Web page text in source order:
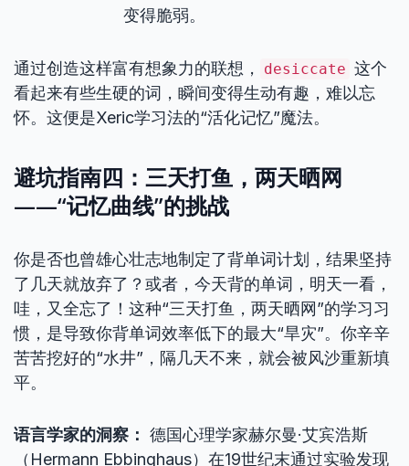
变得脆弱。
通过创造这样富有想象力的联想， desiccate 这个
看起来有些生硬的词，瞬间变得生动有趣，难以忘
怀。这便是Xeric学习法的“活化记忆”魔法。
避坑指南四：三天打鱼，两天晒网
——“记忆曲线”的挑战
你是否也曾雄心壮志地制定了背单词计划，结果坚持
了几天就放弃了？或者，今天背的单词，明天一看，
哇，又全忘了！这种“三天打鱼，两天晒网”的学习习
惯，是导致你背单词效率低下的最大“旱灾”。你辛辛
苦苦挖好的“水井”，隔几天不来，就会被风沙重新填
平。
语言学家的洞察： 德国心理学家赫尔曼·艾宾浩斯
（Hermann Ebbinghaus）在19世纪末通过实验发现